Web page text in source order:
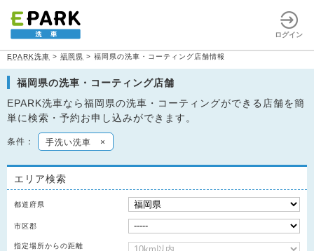
ログイン
EPARK洗車 > 福岡県 > 福岡県の洗車・コーティング店舗情報
福岡県の洗車・コーティング店舗
EPARK洗車なら福岡県の洗車・コーティングができる店舗を簡
単に検索・予約お申し込みができます。
条件： 手洗い洗車 ×
エリア検索
都道府県
市区郡
指定場所からの距離